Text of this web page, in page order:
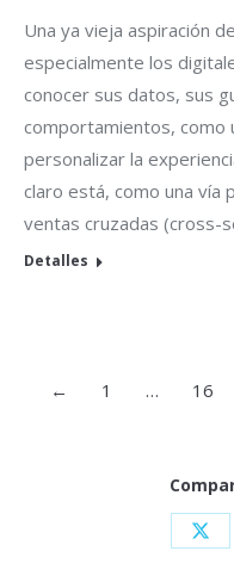
Una ya vieja aspiración
especialmente los
conocer sus datos, sus
comportamientos, como
personalizar la
claro está, como una vía
ventas cruzadas (cross-
Detalles
← 1 … 16